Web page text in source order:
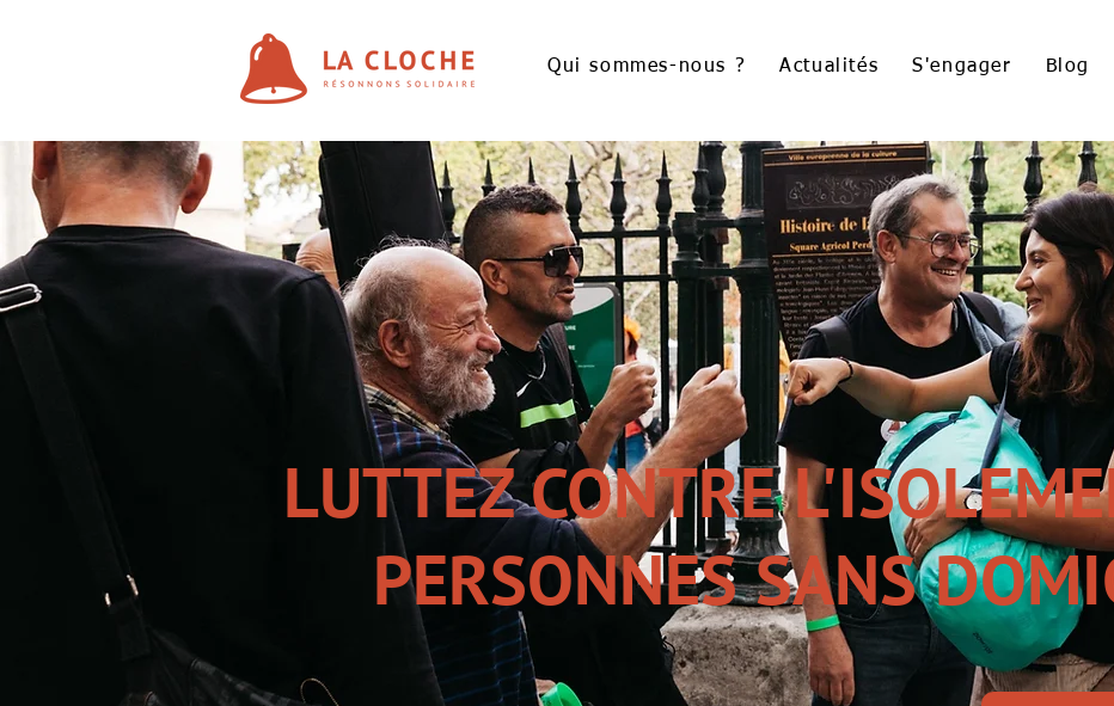
Qui sommes-nous ? Actualités S'engager Blog
LUTTEZ CONTRE
PERSONNES SANS